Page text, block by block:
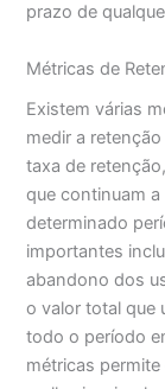
prazo de
Métricas de
Existem várias
medir a
taxa de
que continuam
determinado
importantes
abandono dos
o valor total que
todo o período
métricas